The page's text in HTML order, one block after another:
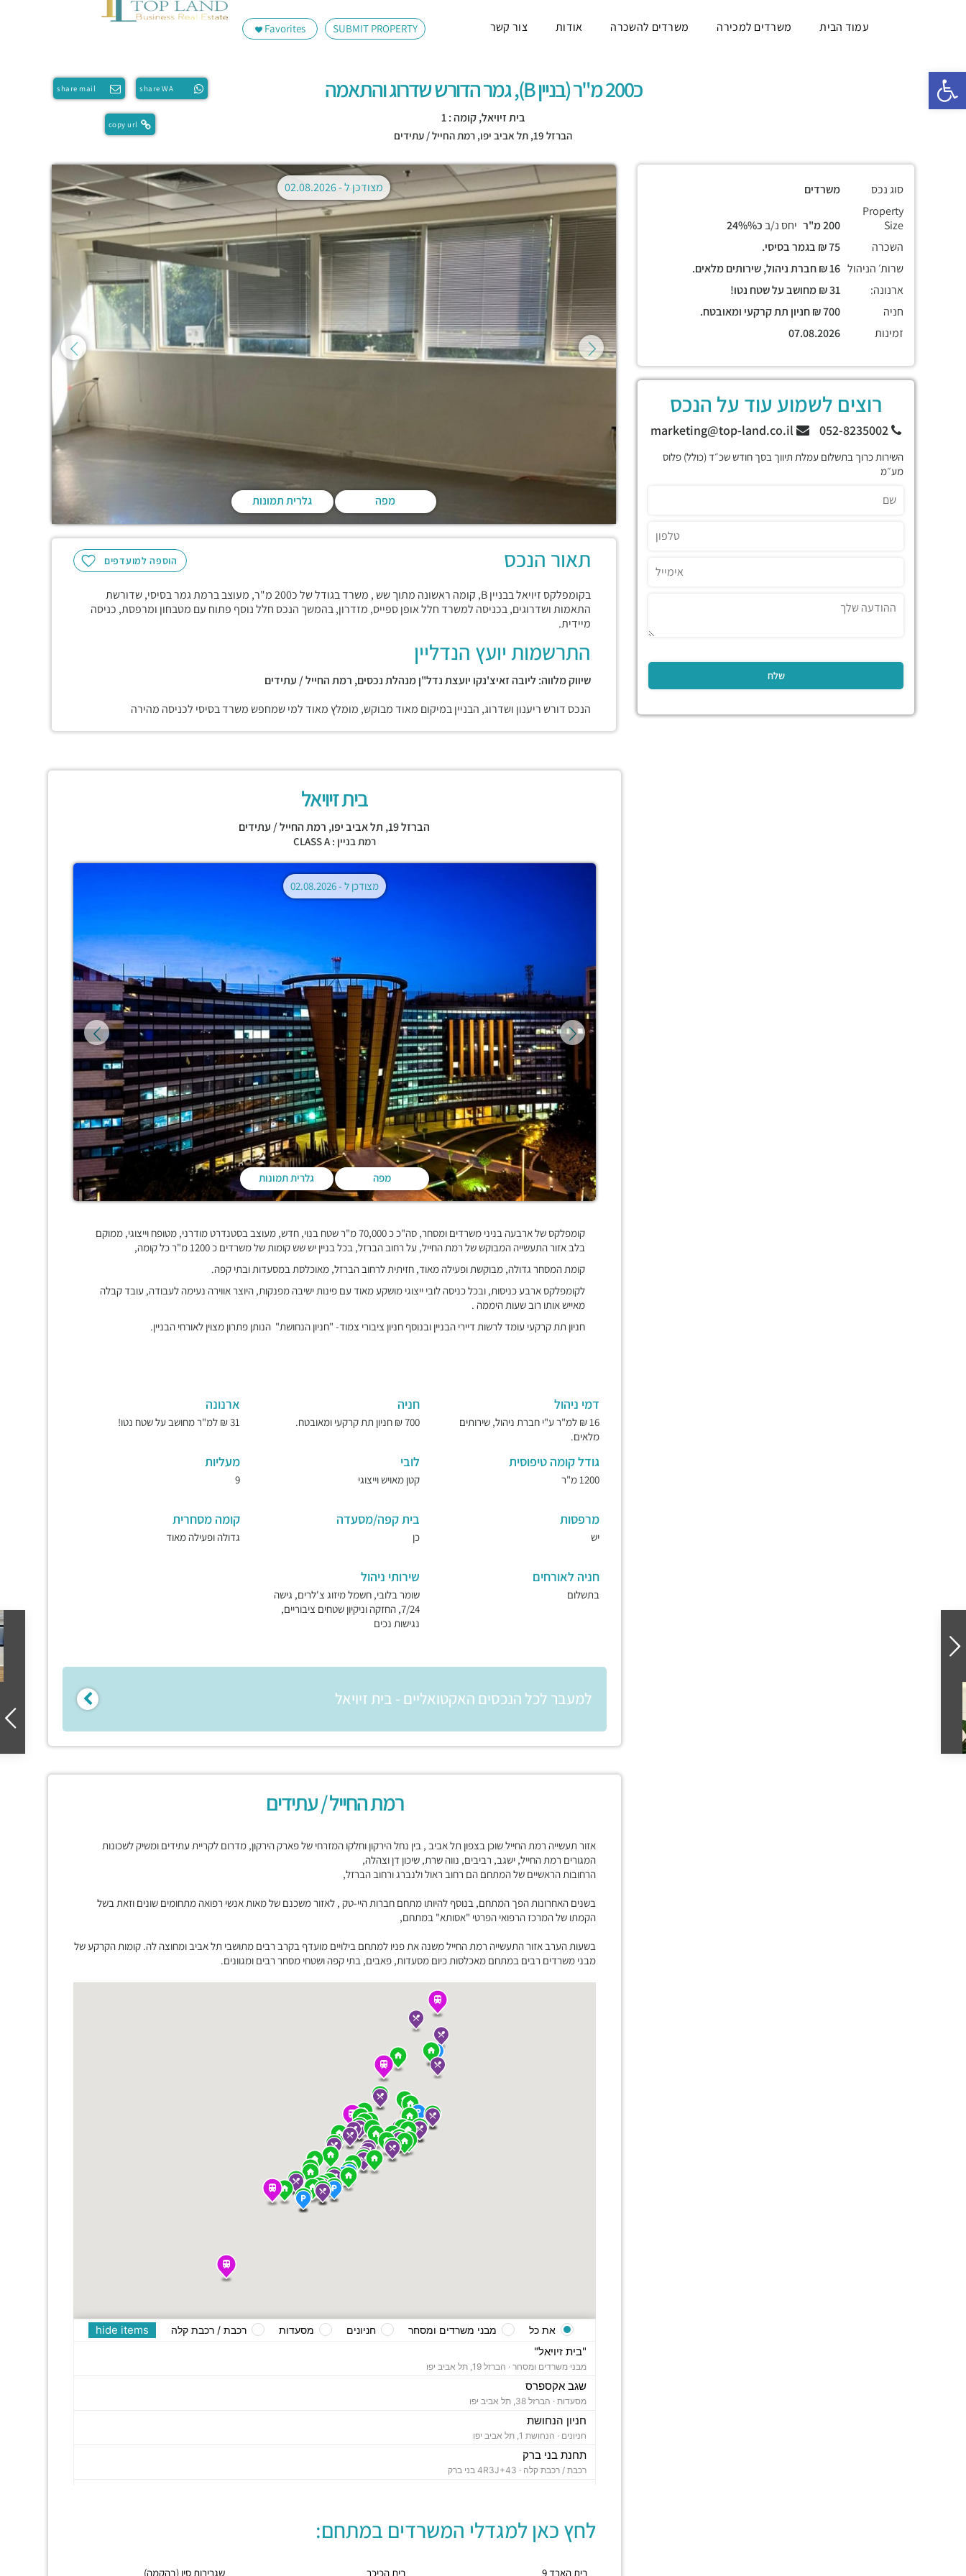
פתח סרגל נגישות
SUBMIT PROPERTY
Favorites עמוד הבית משרדים למכירה משרדים להשכרה אודות צור קשר
share WA
share mail
copy url
כ200 מ"ר (בניין B), גמר הדורש שדרוג והתאמה
בית זיויאל, קומה : 1
הברזל 19, תל אביב יפו, רמת החייל / עתידים
מפה גלרית תמונות
מצודכן ל -
הוספה למועדפים תאור הנכס
בקומפלקס זיויאל בבניין B, קומה ראשונה מתוך שש , משרד בגודל של כ200 מ"ר, מעוצב ברמת גמר בסיסי, שדורשת
התאמות ושדרוגים, בכניסה למשרד חלל אופן ספייס, מזדרון, בהמשך הנכס חלל נוסף פתוח עם מטבחון ומרפסת, כניסה
מיידית.
התרשמות יועץ הנדליין
שיווק מלווה: ליובה זאיצ'נקו יועצת נדל"ן מנהלת נכסים, רמת החייל / עתידים
הנכס דורש ריענון ושדרוג, הבניין במיקום מאוד מבוקש, מומלץ מאוד למי שמחפש משרד בסיסי לכניסה מהירה
סוג נכס
משרדים
Property
Size
יחס נ/בכ24%%
השכרה
שרות׳ הניהול
ארנונה:
חניה
זמינות
רוצים לשמוע עוד על הנכס
השירות כרוך בתשלום עמלת תיווך בסך חודש שכ״ד (כולל) פלוס
מע״מ
בית זיויאל
הברזל 19, תל אביב יפו, רמת החייל / עתידים
רמת בניין : CLASS A
מפה גלרית תמונות
מצודכן ל -02.08.2026
קומפלקס של ארבעה בניני משרדים ומסחר, סה"כ כ 70,000 מ"ר שטח בנוי, חדש, מעוצב בסטנדרט מודרני, מטופח וייצוגי, ממוקם
בלב אזור התעשייה המבוקש של רמת החייל, על רחוב הברזל, בכל בניין יש שש קומות של משרדים כ 1200 מ"ר כל קומה,
קומת המסחר גדולה, מבוקשת ופעילה מאוד, חזיתית לרחוב הברזל, מאוכלסת במסעדות ובתי קפה.
לקומפלקס ארבע כניסות, ובכל כניסה לובי ייצוגי מושקע מאוד עם פינות ישיבה מפנקות, היוצר אווירה נעימה לעבודה, עובד קבלה
מאייש אותו רוב שעות היממה .
חניון תת קרקעי עומד לרשות דיירי הבניין ובנוסף חניון ציבורי צמוד- "חניון הנחושת" הנותן פתרון מצוין לאורחי הבניין.
דמי ניהול
16 ₪ למ"ר ע"י חברת ניהול, שירותים
מלאים.
חניה
700 ₪ חניון תת קרקעי ומאובטח.
ארנונה
31 ₪ למ"ר מחושב על שטח נטו!
גודל קומה טיפוסית
1200 מ"ר
לובי
קטן מאויש וייצוגי
מעליות
9
מרפסות
יש
בית קפה/מסעדה
כן
קומה מסחרית
גדולה ופעילה מאוד
חניה לאורחים
בתשלום
שירותי ניהול
שומר בלובי, חשמל מיזוג צ'לרים, גישה
7/24, החזקה וניקיון שטחים ציבוריים,
נגישות נכים
למעבר לכל הנכסים האקטואליים - בית זיויאל
רמת החייל / עתידים
אזור תעשייה רמת החייל שוכן בצפון תל אביב , בין נחל הירקון וחלקו המזרחי של פארק הירקון, מדרום לקריית עתידים ומשיק לשכונות
המגורים רמת החייל, ישגב, רביבים, נווה שרת, שיכון דן וצהלה,
הרחובות הראשיים של המתחם הם רחוב ראול ולנברג ורחוב הברזל,
בשנים האחרונות הפך המתחם, בנוסף להיותו מתחם חברות היי-טק , לאזור משכנם של מאות אנשי רפואה מתחומים שונים וזאת בשל
הקמתו של המרכז הרפואי הפרטי "אסותא" במתחם,
בשעות הערב אזור התעשייה רמת החייל משנה את פניו למתחם בילויים מועדף בקרב רבים מתושבי תל אביב ומחוצה לה. קומות הקרקע של
מבני משרדים רבים במתחם מאכלסות כיום מסעדות, פאבים, בתי קפה ושטחי מסחר רבים ומגוונים.
"בית זיויאל"
מבני משרדים ומסחר · הברזל 19, תל אביב יפו
שגב אקספרס
מסעדות · הברזל 38, תל אביב יפו
חניון הנחושת
חניונים · הנחושת 1, תל אביב יפו
תחנת בני ברק
רכבת / רכבת קלה ·
"בית B5"
מבני משרדים ומסחר ·הברזל 5א, תל אביב יפו
מבני משרדים ומסחר ·
hide items את כל מבני משרדים ומסחר חניונים מסעדות רכבת / רכבת קלה
לחץ כאן למגדלי המשרדים במתחם:
בית הארד 9 בית הכיכר שגרירות סין (בהקמה)